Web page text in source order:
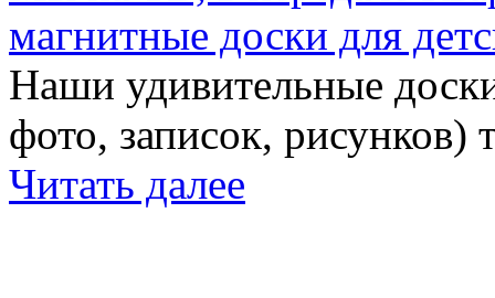
магнитные доски для
Наши удивительные
фото, записок,
Читать далее